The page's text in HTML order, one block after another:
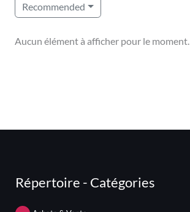
Recommended
Aucun élément à afficher pour le moment.
Répertoire - Catégories